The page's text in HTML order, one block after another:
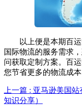
以上便是本期百运
国际物流的服务需求
问获取定制方案。百
您节省更多的物流成本
上一篇 : 亚马逊美国
知识分享）